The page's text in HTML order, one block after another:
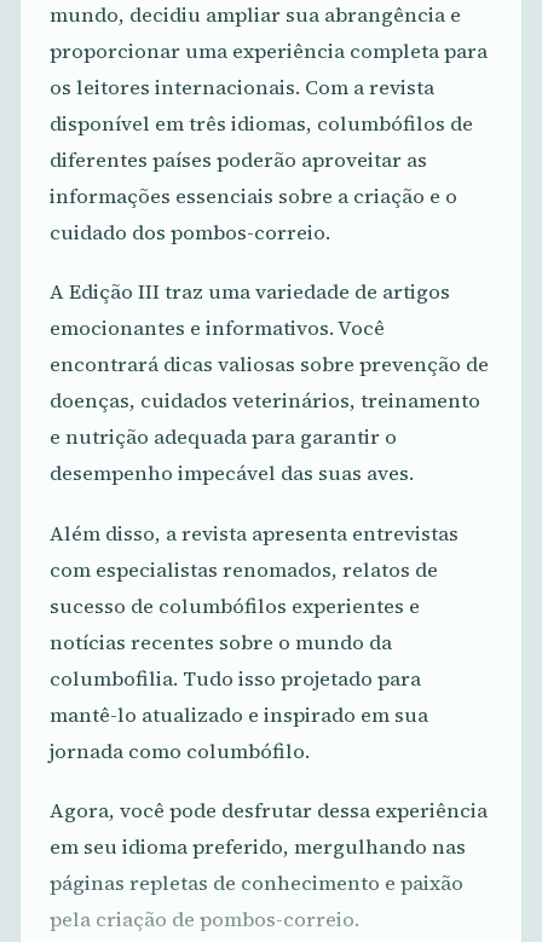
mundo, decidiu ampliar sua abrangência e
proporcionar uma experiência completa para
os leitores internacionais. Com a revista
disponível em três idiomas, columbófilos de
diferentes países poderão aproveitar as
informações essenciais sobre a criação e o
cuidado dos pombos-correio.
A Edição III traz uma variedade de artigos
emocionantes e informativos. Você
encontrará dicas valiosas sobre prevenção de
doenças, cuidados veterinários, treinamento
e nutrição adequada para garantir o
desempenho impecável das suas aves.
Além disso, a revista apresenta entrevistas
com especialistas renomados, relatos de
sucesso de columbófilos experientes e
notícias recentes sobre o mundo da
columbofilia. Tudo isso projetado para
mantê-lo atualizado e inspirado em sua
jornada como columbófilo.
Agora, você pode desfrutar dessa experiência
em seu idioma preferido, mergulhando nas
páginas repletas de conhecimento e paixão
pela criação de pombos-correio.